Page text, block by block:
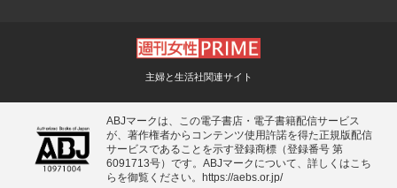
主婦と生活社関連サイト
ABJマークは、この電子書店・電子書籍配信サービス
が、著作権者からコンテンツ使用許諾を得た正規版配信
サービスであることを示す登録商標（登録番号 第
6091713号）です。ABJマークについて、詳しくはこち
らを御覧ください。
https://aebs.or.jp/